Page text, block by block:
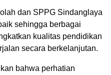
dan SPPG Sindanglaya
sehingga berbagai
kualitas pendidikan
secara berkelanjutan.
bahwa perhatian